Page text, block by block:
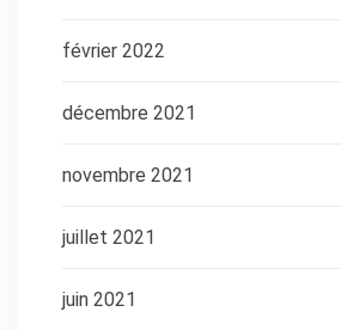
février 2022
décembre 2021
novembre 2021
juillet 2021
juin 2021